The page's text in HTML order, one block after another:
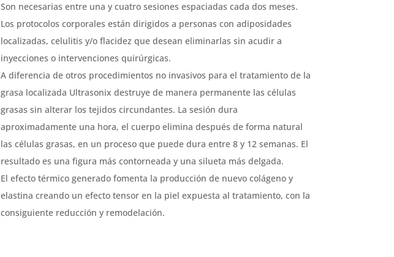
Son necesarias entre una y cuatro sesiones espaciadas cada dos meses.
Los protocolos corporales están dirigidos a personas con adiposidades
localizadas, celulitis y/o flacidez que desean eliminarlas sin acudir a
inyecciones o intervenciones quirúrgicas.
A diferencia de otros procedimientos no invasivos para el tratamiento de la
grasa localizada Ultrasonix destruye de manera permanente las células
grasas sin alterar los tejidos circundantes. La sesión dura
aproximadamente una hora, el cuerpo elimina después de forma natural
las células grasas, en un proceso que puede dura entre 8 y 12 semanas. El
resultado es una figura más contorneada y una silueta más delgada.
El efecto térmico generado fomenta la producción de nuevo colágeno y
elastina creando un efecto tensor en la piel expuesta al tratamiento, con la
consiguiente reducción y remodelación.